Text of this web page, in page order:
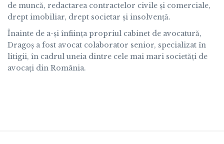
de muncă, redactarea contractelor civile și comerciale,
drept imobiliar, drept societar și insolvență.
Înainte de a-și înființa propriul cabinet de avocatură,
Dragoș a fost avocat colaborator senior, specializat în
litigii, în cadrul uneia dintre cele mai mari societăți de
avocați din România.